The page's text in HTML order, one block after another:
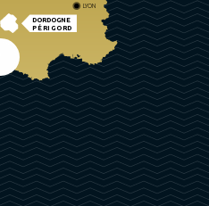
DORDOGNE
PÉRIGORD
LYON